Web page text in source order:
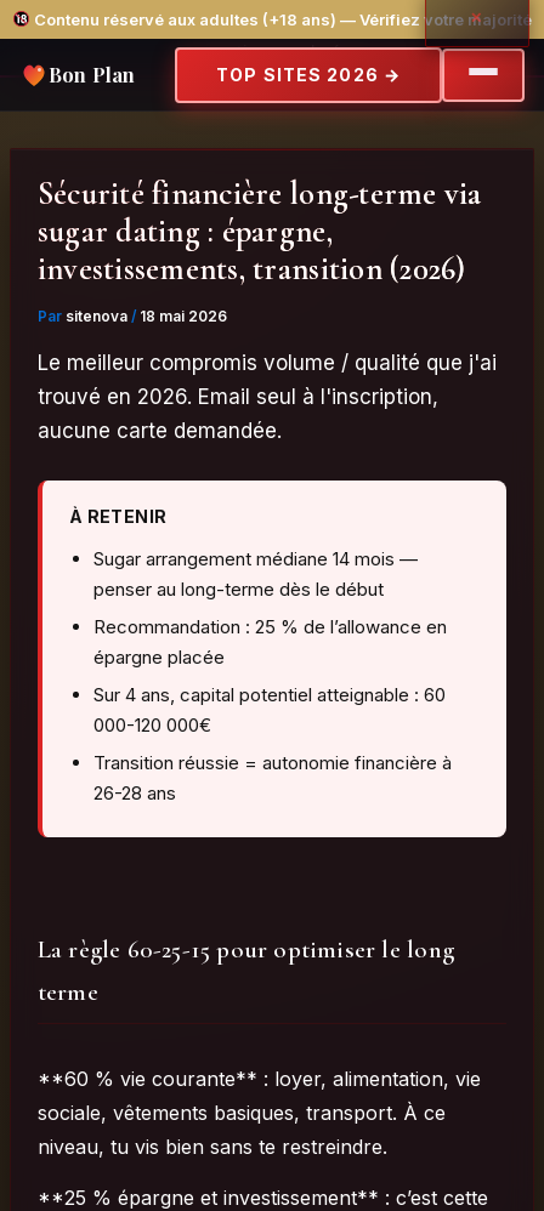
Sites testés avec de vrais profils · Vérification photo · Aucune
mention sur relevé
Contenu réservé aux adultes (+18 ans) — Vérifiez votre majorité
✕
Bon Plan TOP SITES 2026 →
Aller
au
contenu
Sécurité financière long-terme via
sugar dating : épargne,
investissements, transition (2026)
Par sitenova / 18 mai 2026
Le meilleur compromis volume / qualité que j'ai
trouvé en 2026. Email seul à l'inscription,
aucune carte demandée.
À RETENIR
Sugar arrangement médiane 14 mois —
penser au long-terme dès le début
Recommandation : 25 % de l’allowance en
épargne placée
Sur 4 ans, capital potentiel atteignable : 60
000-120 000€
Transition réussie = autonomie financière à
26-28 ans
La règle 60-25-15 pour optimiser le long
terme
**60 % vie courante** : loyer, alimentation, vie
sociale, vêtements basiques, transport. À ce
niveau, tu vis bien sans te restreindre.
**25 % épargne et investissement** : c’est cette